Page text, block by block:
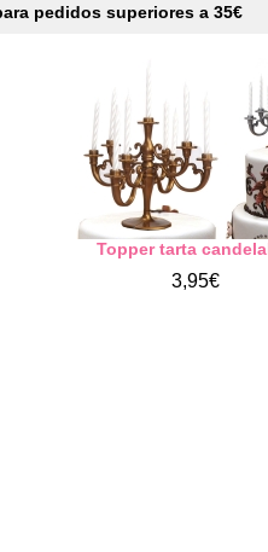
pedidos superiores a 35€
Topper tarta
3,95€